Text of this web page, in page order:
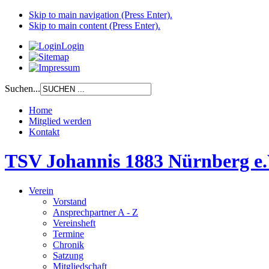
Skip to main navigation (Press Enter).
Skip to main content (Press Enter).
Login
Suchen...
Home
Mitglied werden
Kontakt
TSV Johannis 1883 Nürnberg
Verein
Vorstand
Ansprechpartner A - Z
Vereinsheft
Termine
Chronik
Satzung
Mitgliedschaft